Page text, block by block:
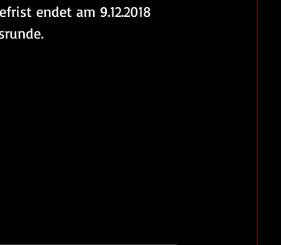
endet am 9.12.2018